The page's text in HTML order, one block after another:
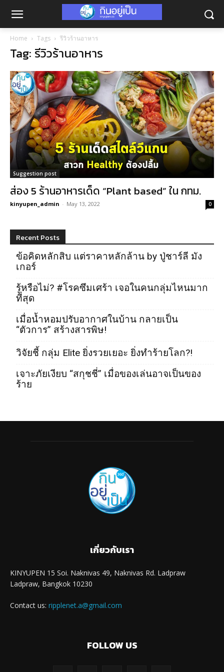
Home Tags รีวิวร้านอาหาร
Tag: รีวิวร้านอาหาร
Suggestion post
ส่อง 5 ร้านอาหารเด็ด “Plant based” ใน กทม.
kinyupen_admin - May 13, 2022 0
Recent Posts
ข้อคิดหลักสิบ แต่ราคาหลักล้าน by ปู่ชาร์ลี มัง
เกอร์
รู้หรือไม่? #โรคซึมเศร้า เจอในคนกลุ่มไหนมาก
ที่สุด
เมื่อน้ำหอมปรับอากาศในบ้าน กลายเป็น
“ตัวการ” สร้างสารพิษ!
วิจัยชี้ กลุ่ม Elite ยิ่งรวยเยอะ ยิ่งทำร้ายโลก?!
เจาะภัยเงียบ “สกุชชี่” เมื่อของเล่นอาจเป็นของ
ร้าย
เกี่ยวกับเรา
KINYUPEN 15 Soi. Naknivas 49, Naknivas Rd. Ladpraw
Ladpraw, Bangkok 10230
Contact us: ripplenet.a@gmail.com
FOLLOW US